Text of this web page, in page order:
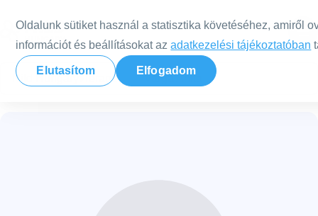
Oldalunk sütiket használ a statisztika követéséhez, amiről
információt és beállításokat azadatkezelési tájékoztatóban
Elutasítom Elfogadom
Nild Hungary Terapeuták Varga Anita